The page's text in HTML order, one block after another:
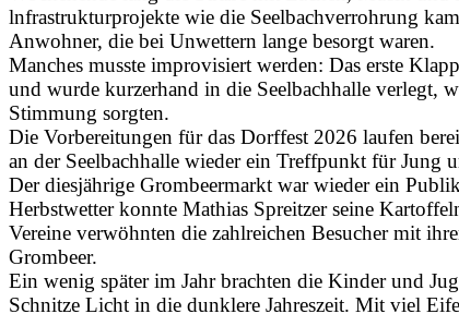
lnfrastrukturprojekte wie die Seelbachverrohrung
Anwohner, die bei Unwettern lange besorgt waren.
Manches musste improvisiert werden: Das erste
und wurde kurzerhand in die Seelbachhalle verlegt,
Stimmung sorgten.
Die Vorbereitungen für das Dorffest 2026 laufen
an der Seelbachhalle wieder ein Treffpunkt für Jung
Der diesjährige Grombeermarkt war wieder ein
Herbstwetter konnte Mathias Spreitzer seine
Vereine verwöhnten die zahlreichen Besucher mit
Grombeer.
Ein wenig später im Jahr brachten die Kinder und
Schnitze Licht in die dunklere Jahreszeit. Mit viel